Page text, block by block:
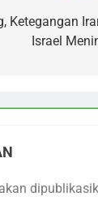
Ketegangan
Israel